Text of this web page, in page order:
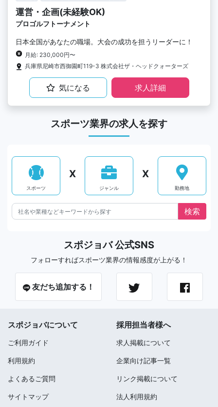
運営・企画(未経験OK)
プロゴルフトーナメント
日本全国があなたの職場。大会の成功を担うリーダーに！
月給: 230,000円〜
兵庫県尼崎市西御園町119-3 株式会社ザ・ヘッドクォーターズ
気になる 求人詳細
スポーツ業界の求人を探す
スポーツ
X
ジャンル
X
勤務地
スポジョバ 公式SNS
フォローすればスポーツ業界の情報感度が上がる！
友だち追加する！
スポジョバについて
ご利用ガイド
利用規約
よくあるご質問
サイトマップ
採用担当者様へ
求人掲載について
企業向け記事一覧
リンク掲載について
法人利用規約